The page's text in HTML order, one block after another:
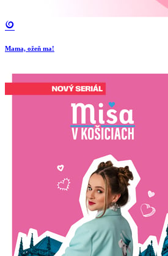
Mama, ožeň ma!